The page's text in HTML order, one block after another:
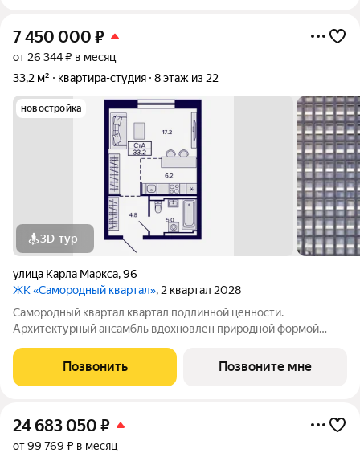
7 450 000 ₽
от 26 344 ₽ в месяц
33,2 м²
квартира-студия 8 этаж из 22
новостройка
3D-тур
улица Карла Маркса,96
ЖК «Самородный квартал», 2 квартал 2028
Самородный квартал квартал подлинной ценности.
Архитектурный ансамбль вдохновлен природной формой
геометрией фасадов. Внутренний двор и места общего
пользования также содержат стилистические
Позвонить Позвоните мне
24 683 050 ₽
от 99 769 ₽ в месяц